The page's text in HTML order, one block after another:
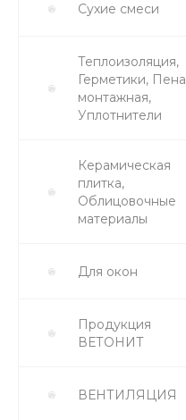
Сухие смеси
Теплоизоляция,
Герметики, Пена
монтажная,
Уплотнители
Керамическая
плитка,
Облицовочные
материалы
Для окон
Продукция
ВЕТОНИТ
ВЕНТИЛЯЦИЯ